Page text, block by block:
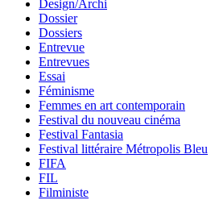
Design/Archi
Dossier
Dossiers
Entrevue
Entrevues
Essai
Féminisme
Femmes en art contemporain
Festival du nouveau cinéma
Festival Fantasia
Festival littéraire Métropolis Bleu
FIFA
FIL
Filministe